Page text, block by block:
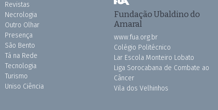
Revistas
Necrologia
Outro Olhar
Presença
São Bento
Tá na Rede
Tecnologia
Turismo
Uniso Ciência
Fundação Ubaldino do
Amaral
www.fua.org.br
Colégio Politécnico
Lar Escola Monteiro Lobato
Liga Sorocabana de Combate ao
Câncer
Vila dos Velhinhos